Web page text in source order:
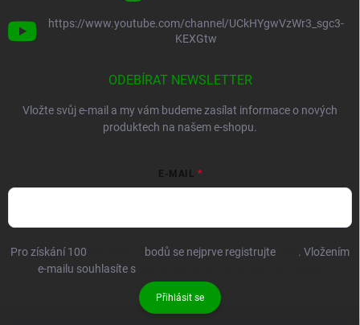
https://www.youtube.com/channel/UCkHYgwVzWr3_sgc3-
KEXGtw
ODEBÍRAT NEWSLETTER
Vložte svůj e-mail a my vám budeme zasílat informace o nových
produktech na našem e-shopu.
E-MAIL
Pro získání 100 bodů se nejprve registrujte
. Vložením
e-mailu souhlasíte s
Přihlásit se